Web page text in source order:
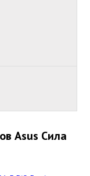
Asus Сила